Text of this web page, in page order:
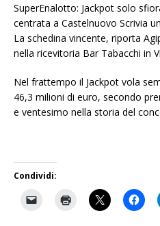
SuperEnalotto: Jackpot solo
centrata a Castelnuovo Scrivia
La schedina vincente, riporta
nella ricevitoria Bar Tabacchi in
Nel frattempo il Jackpot vola
46,3 milioni di euro, secondo
e ventesimo nella storia del
Condividi: